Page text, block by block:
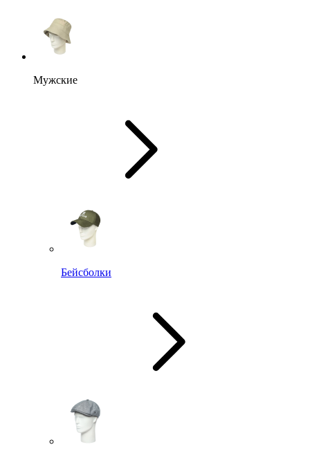
Мужские
Бейсболки